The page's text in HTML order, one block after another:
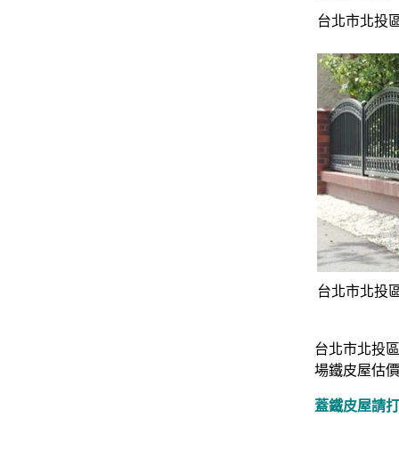
台北市北投
台北市北投
台北市北投
場鐵皮屋估
蓋鐵皮屋請